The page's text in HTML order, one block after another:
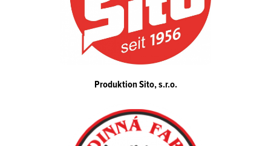
Produktion Sito, s.r.o.